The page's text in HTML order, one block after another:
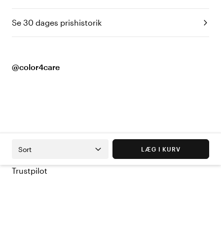
Se 30 dages prishistorik
@color4care
Sort LÆG I KURV
Trustpilot